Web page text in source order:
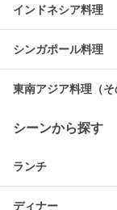
インドネシア料理
シンガポール料理
東南アジア料理（そ
シーンから探す
ランチ
ディナー